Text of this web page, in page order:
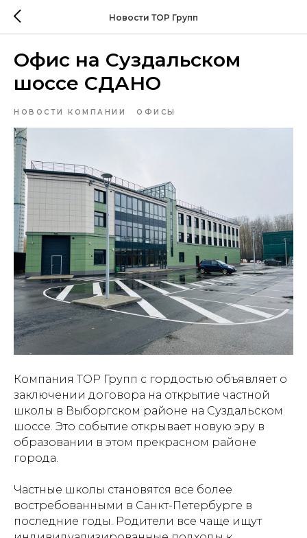
Новости ТОР Групп
Офис на Суздальском
шоссе СДАНО
НОВОСТИ КОМПАНИИ ОФИСЫ
Компания ТОР Групп с гордостью объявляет о
заключении договора на открытие частной
школы в Выборгском районе на Суздальском
шоссе. Это событие открывает новую эру в
образовании в этом прекрасном районе
города.
Частные школы становятся все более
востребованными в Санкт-Петербурге в
последние годы. Родители все чаще ищут